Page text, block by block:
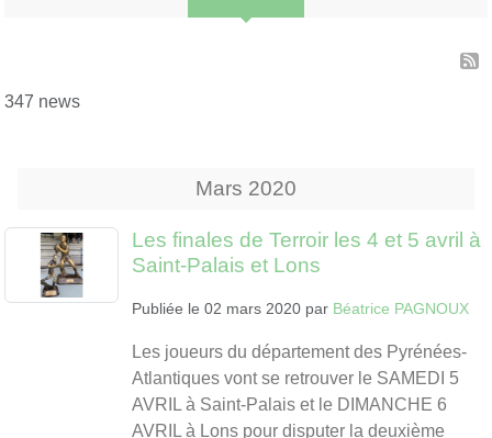
347 news
Mars 2020
Les finales de Terroir les 4 et 5 avril à
Saint-Palais et Lons
Publiée le 02 mars 2020 par Béatrice PAGNOUX
Les joueurs du département des Pyrénées-
Atlantiques vont se retrouver le SAMEDI 5
AVRIL à Saint-Palais et le DIMANCHE 6
AVRIL à Lons pour disputer la deuxième